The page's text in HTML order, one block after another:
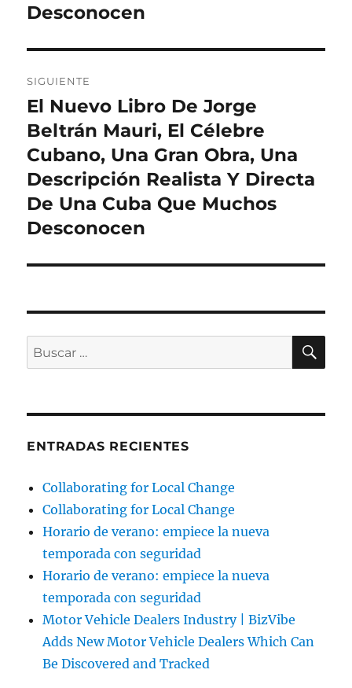
Desconocen
SIGUIENTE
Entrada
siguiente:
El Nuevo Libro De Jorge
Beltrán Mauri, El Célebre
Cubano, Una Gran Obra, Una
Descripción Realista Y Directa
De Una Cuba Que Muchos
Desconocen
Buscar
por:
ENTRADAS RECIENTES
Collaborating for Local Change
Collaborating for Local Change
Horario de verano: empiece la nueva
temporada con seguridad
Horario de verano: empiece la nueva
temporada con seguridad
Motor Vehicle Dealers Industry | BizVibe
Adds New Motor Vehicle Dealers Which Can
Be Discovered and Tracked